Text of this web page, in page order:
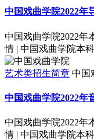
中国戏曲学院2022年
中国戏曲学院2022年
情 | 中国戏曲学院本
艺术类招生简章 中国
中国戏曲学院2022年
中国戏曲学院2022年
情 | 中国戏曲学院本